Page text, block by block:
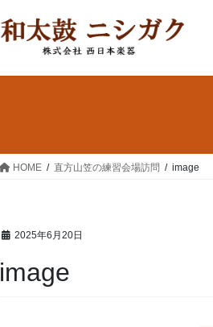
HOME 直方山笠の練習会場訪問 image
2025年6月20日
image